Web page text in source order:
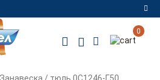
Регистрация
0